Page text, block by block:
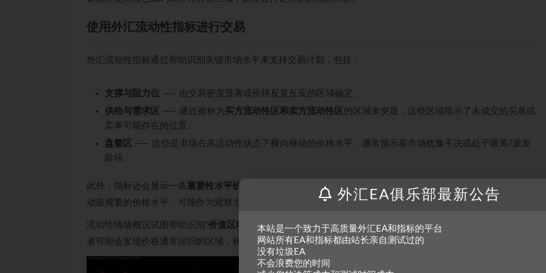
使用外汇流动性指标进行交易
外汇流动性指标通过帮助识别关键市场水平来支持交易计划，包括：
支撑与阻力位 —— 由交易密度显著或价格反复反应的区域确定。
供给与需求区 —— 通过被称为买方流动性区和卖方流动性区 的区域来突显，这些区域暗示了未成交的买单或
卖单可能存在的位置。
盘整区 —— 这些是市场在高流动性状态下横向移动的价格水平，通常预示着市场犹豫不决或处于吸筹/派发
阶段。
此外，指标还会显示一条重要性水平线
—— 类似于一个发展中的控制点。这条线标记了在选定锚定周期内交易活
动最频繁的价格水平，可能作为观察当前市场行为的动态参考点。
流动性情绪概况试图帮助识别“价值区域
”——即发生过显著交易的价格范围。通过关注反复出现的价值区域，交易
者可能会发现价格通常回归的区域，根据更广泛的市场背景，这可以提供入场或出场的机会。
外汇EA俱乐部最新公告
本站是一个致力于高质量外汇EA和指标的平台
网站所有EA和指标都由站长亲自测试过的
没有垃圾EA
不会浪费您的时间